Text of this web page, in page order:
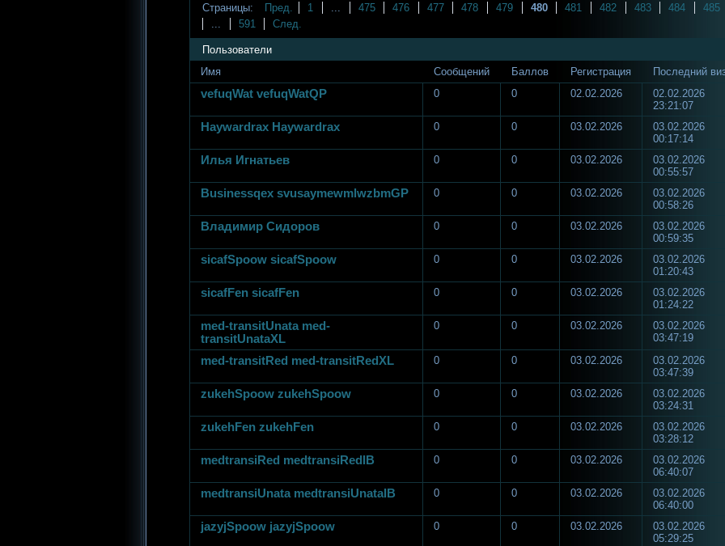
Страницы: Пред. 1 475 476 477 478 479 480 481 482 483 484
485
591 След.
Пользователи
Имя
Сообщений Баллов Регистрация Последний
vefuqWat vefuqWatQP 0 0 02.02.2026
02.02.2026
23:21:07
Haywardrax Haywardrax 0 0 03.02.2026
03.02.2026
00:17:14
Илья Игнатьев 0 0 03.02.2026
03.02.2026
00:55:57
Businessqex svusaymewmlwzbmGP 0 0 03.02.2026
03.02.2026
00:58:26
Владимир Сидоров 0 0 03.02.2026
03.02.2026
00:59:35
sicafSpoow sicafSpoow 0 0 03.02.2026
03.02.2026
01:20:43
sicafFen sicafFen 0 0 03.02.2026
03.02.2026
01:24:22
med-transitUnata med-
transitUnataXL
0 0 03.02.2026
03.02.2026
03:47:19
med-transitRed med-transitRedXL 0 0 03.02.2026
03.02.2026
03:47:39
zukehSpoow zukehSpoow 0 0 03.02.2026
03.02.2026
03:24:31
zukehFen zukehFen 0 0 03.02.2026
03.02.2026
03:28:12
medtransiRed medtransiRedIB 0 0 03.02.2026
03.02.2026
06:40:07
medtransiUnata medtransiUnataIB 0 0 03.02.2026
03.02.2026
06:40:00
jazyjSpoow jazyjSpoow 0 0 03.02.2026
03.02.2026
05:29:25